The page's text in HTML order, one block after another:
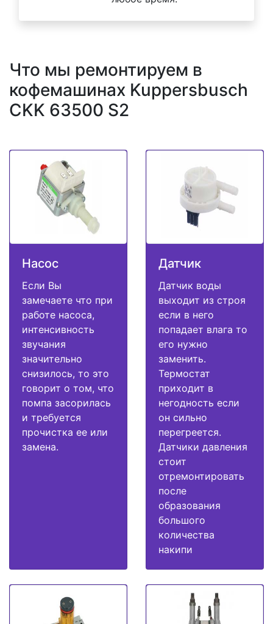
Что мы ремонтируем в
кофемашинах Kuppersbusch
CKK 63500 S2
Насос
Если Вы
замечаете что при
работе насоса,
интенсивность
звучания
значительно
снизилось, то это
говорит о том, что
помпа засорилась
и требуется
прочистка ее или
замена.
Датчик
Датчик воды
выходит из строя
если в него
попадает влага то
его нужно
заменить.
Термостат
приходит в
негодность если
он сильно
перегреется.
Датчики давления
стоит
отремонтировать
после
образования
большого
количества
накипи